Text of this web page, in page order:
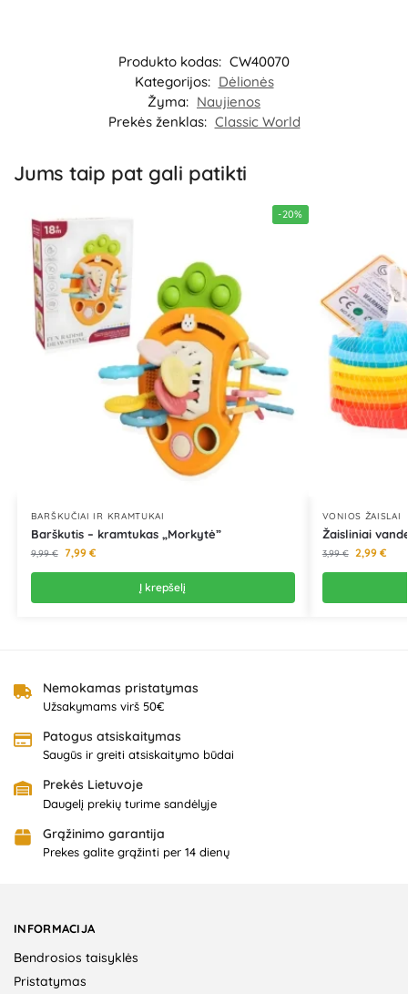
Produkto kodas: CW40070
Kategorijos: Dėlionės
Žyma: Naujienos
Prekės ženklas: Classic World
Jums taip pat gali patikti
-20%
BARŠKUČIAI IR KRAMTUKAI
Barškutis – kramtukas „Morkytė”
9,99€ 7,99 €
Į krepšelį
VONIOS ŽAISLAI
Žaisliniai
3,99€ 2,99 €
Nemokamas pristatymas
Užsakymams virš 50€
Patogus atsiskaitymas
Saugūs ir greiti atsiskaitymo būdai
Prekės Lietuvoje
Daugelį prekių turime sandėlyje
Grąžinimo garantija
Prekes galite grąžinti per 14 dienų
INFORMACIJA
Bendrosios taisyklės
Pristatymas